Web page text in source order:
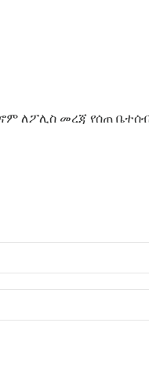
ለፖሊስ መረጃ የሰጠ